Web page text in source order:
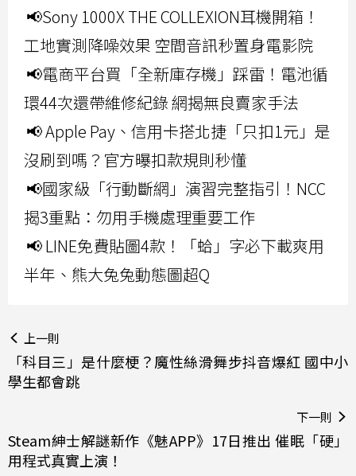
📢Sony 1000X THE COLLEXION耳機開箱！
工地實測降噪效果 空間音訊秒置身電影院
📢電商平台買「全新庫存機」踩雷！電池循
環44次還帶維修紀錄 網揭無良賣家手法
📢 Apple Pay、信用卡搭北捷「只扣1元」是
沒刷到嗎？官方曝扣款規則秒懂
📢國家級「行動斷網」演習完整指引！NCC
揭3重點：勿用手機處理重要工作
📢 LINE免費貼圖4款！「蛤」字必下載爽用
半年、熊大兔兔動態圖超Q
上一則
「科目三」是什麼梗？魔性絲滑舞步抖音爆紅 國中小
學生都會跳
下一則
Steam紳士解謎新作《魅APP》17日推出 催眠「硬」
用程式真實上演！